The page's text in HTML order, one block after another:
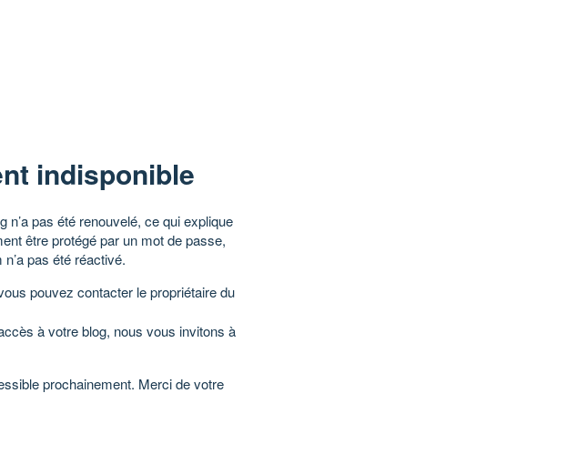
indisponible
n’a pas été renouvelé, ce qui explique
être protégé par un mot de passe,
pas été réactivé.
pouvez contacter le propriétaire du
à votre blog, nous vous invitons à
prochainement. Merci de votre